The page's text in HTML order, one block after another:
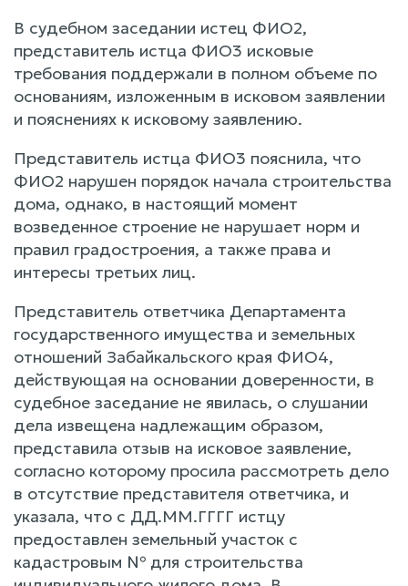
В судебном заседании истец ФИО2,
представитель истца ФИО3 исковые
требования поддержали в полном объеме по
основаниям, изложенным в исковом заявлении
и пояснениях к исковому заявлению.
Представитель истца ФИО3 пояснила, что
ФИО2 нарушен порядок начала строительства
дома, однако, в настоящий момент
возведенное строение не нарушает норм и
правил градостроения, а также права и
интересы третьих лиц.
Представитель ответчика Департамента
государственного имущества и земельных
отношений Забайкальского края ФИО4,
действующая на основании доверенности, в
судебное заседание не явилась, о слушании
дела извещена надлежащим образом,
представила отзыв на исковое заявление,
согласно которому просила рассмотреть дело
в отсутствие представителя ответчика, и
указала, что с ДД.ММ.ГГГГ истцу
предоставлен земельный участок с
кадастровым № для строительства